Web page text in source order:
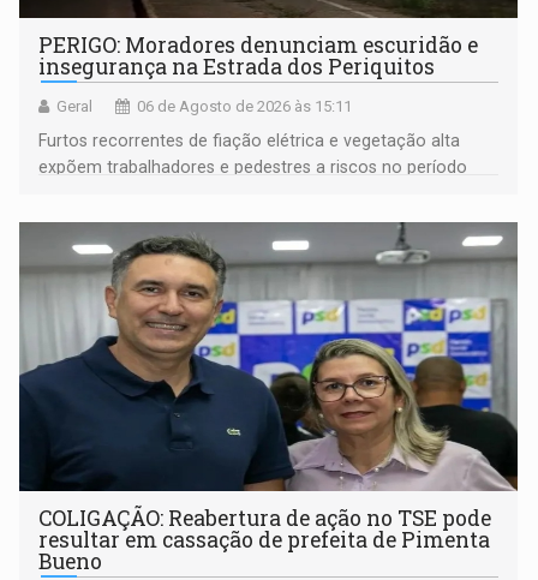
PERIGO: Moradores denunciam escuridão e
insegurança na Estrada dos Periquitos
Geral 06 de Agosto de 2026 às 15:11
Furtos recorrentes de fiação elétrica e vegetação alta
expõem trabalhadores e pedestres a riscos no período
COLIGAÇÃO: Reabertura de ação no TSE pode
resultar em cassação de prefeita de Pimenta
Bueno